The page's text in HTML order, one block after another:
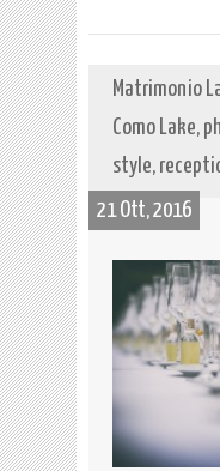
Matrimonio
Como Lake,
style,
21 Ott, 2016